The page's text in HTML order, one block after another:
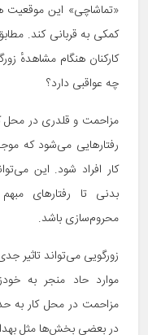
«تماشاچی» این
کارکنان هنگام مشاهدهٔ
چه عواقبی دارد؟
مزاحمت و قلدری در محل
رفتارهایی می‌شود که
کار افراد شود. این
بدنی تا رفتارهای
محروم‌سازی باشد.
زورگویی می‌تواند تاثیر
موارد حاد منجر به
در بعضی بخش‌ها مثل